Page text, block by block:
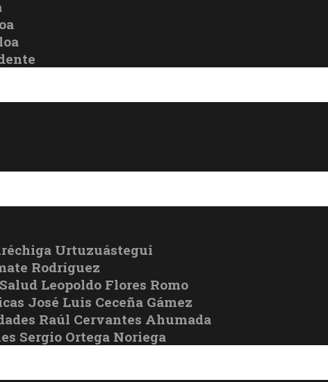
Urtuzuástegui
Rodríguez
Leopoldo Flores Romo
José Luis Ceceña Gámez
Raúl Cervantes Ahumada
Sergio Ortega Noriega